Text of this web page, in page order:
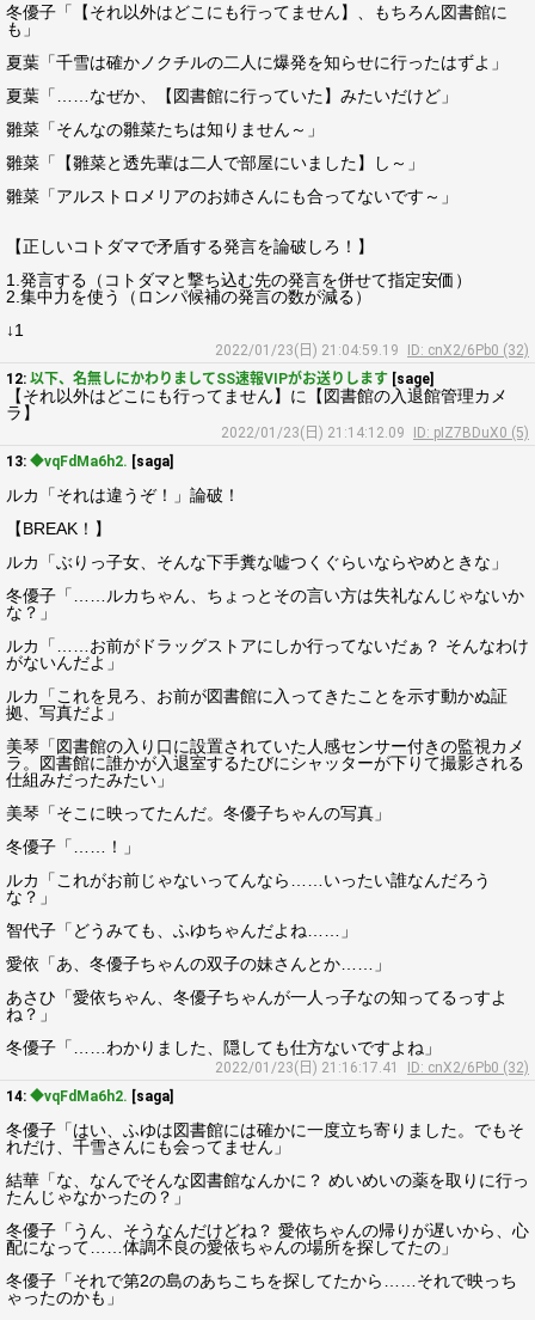
冬優子「【それ以外はどこにも行ってません】、もちろん図書館に
も」
夏葉「千雪は確かノクチルの二人に爆発を知らせに行ったはずよ」
夏葉「……なぜか、【図書館に行っていた】みたいだけど」
雛菜「そんなの雛菜たちは知りません～」
雛菜「【雛菜と透先輩は二人で部屋にいました】し～」
雛菜「アルストロメリアのお姉さんにも合ってないです～」
【正しいコトダマで矛盾する発言を論破しろ！】
1.発言する（コトダマと撃ち込む先の発言を併せて指定安価）
2.集中力を使う（ロンパ候補の発言の数が減る）
↓1
2022/01/23(日) 21:04:59.19
ID: cnX2/6Pb0 (32)
12: 以下、名無しにかわりましてSS速報VIPがお送りします [sage]
【それ以外はどこにも行ってません】に【図書館の入退館管理カメ
ラ】
2022/01/23(日) 21:14:12.09
ID: pIZ7BDuX0 (5)
13: ◆vqFdMa6h2. [saga]
ルカ「それは違うぞ！」論破！
【BREAK！】
ルカ「ぶりっ子女、そんな下手糞な嘘つくぐらいならやめときな」
冬優子「……ルカちゃん、ちょっとその言い方は失礼なんじゃないか
な？」
ルカ「……お前がドラッグストアにしか行ってないだぁ？ そんなわけ
がないんだよ」
ルカ「これを見ろ、お前が図書館に入ってきたことを示す動かぬ証
拠、写真だよ」
美琴「図書館の入り口に設置されていた人感センサー付きの監視カメ
ラ。図書館に誰かが入退室するたびにシャッターが下りて撮影される
仕組みだったみたい」
美琴「そこに映ってたんだ。冬優子ちゃんの写真」
冬優子「……！」
ルカ「これがお前じゃないってんなら……いったい誰なんだろう
な？」
智代子「どうみても、ふゆちゃんだよね……」
愛依「あ、冬優子ちゃんの双子の妹さんとか……」
あさひ「愛依ちゃん、冬優子ちゃんが一人っ子なの知ってるっすよ
ね？」
冬優子「……わかりました、隠しても仕方ないですよね」
2022/01/23(日) 21:16:17.41
ID: cnX2/6Pb0 (32)
14: ◆vqFdMa6h2. [saga]
冬優子「はい、ふゆは図書館には確かに一度立ち寄りました。でもそ
れだけ、千雪さんにも会ってません」
結華「な、なんでそんな図書館なんかに？ めいめいの薬を取りに行っ
たんじゃなかったの？」
冬優子「うん、そうなんだけどね？ 愛依ちゃんの帰りが遅いから、心
配になって……体調不良の愛依ちゃんの場所を探してたの」
冬優子「それで第2の島のあちこちを探してたから……それで映っち
ゃったのかも」